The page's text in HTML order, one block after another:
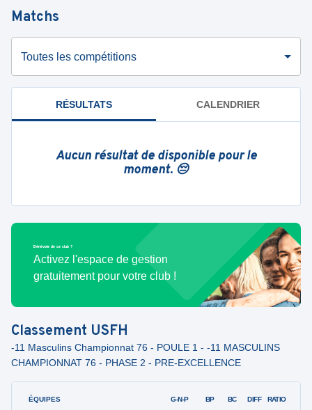
Matchs
Toutes les compétitions
RÉSULTATS CALENDRIER
Aucun résultat de disponible pour le
moment. 😔
Bénévole de ce club ?
Activez l'espace de gestion
gratuitement pour votre club !
Classement USFH
-11 Masculins Championnat 76 - POULE 1 - -11 MASCULINS
CHAMPIONNAT 76 - PHASE 2 - PRE-EXCELLENCE
ÉQUIPES G-N-P BP BC DIFF RATIO